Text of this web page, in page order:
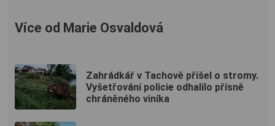
Více od Marie Osvaldová
Zahrádkář v Tachově přišel o stromy.
Vyšetřování policie odhalilo přísně
chráněného viníka